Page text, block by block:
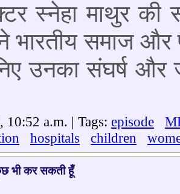
स्नेहा माथुर
भारतीय समाज और
उनका संघर्ष और
a.m. | Tags: episode
hospitals children
भी कर सकती हूँ